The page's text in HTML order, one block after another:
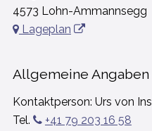
4573 Lohn-Ammannsegg
Lageplan
Allgemeine Angaben
Kontaktperson: Urs von Ins
Tel.
+41 79 203 16 58